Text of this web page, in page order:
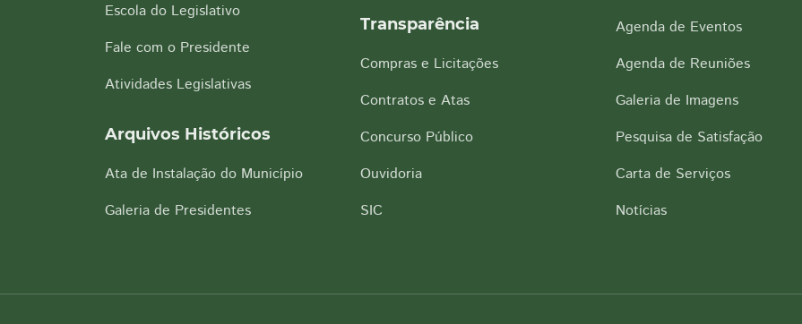
Escola do Legislativo
Fale com o Presidente
Atividades Legislativas
Arquivos Históricos
Ata de Instalação do Município
Galeria de Presidentes
Transparência
Compras e Licitações
Contratos e Atas
Concurso Público
Ouvidoria
SIC
Agenda de Eventos
Agenda de Reuniões
Galeria de Imagens
Pesquisa de Satisfação
Carta de Serviços
Notícias